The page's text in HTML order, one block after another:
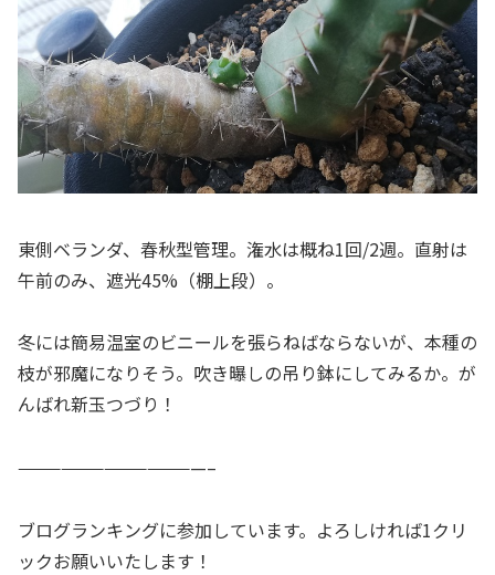
東側ベランダ、春秋型管理。潅水は概ね1回/2週。直射は
午前のみ、遮光45%（棚上段）。
冬には簡易温室のビニールを張らねばならないが、本種の
枝が邪魔になりそう。吹き曝しの吊り鉢にしてみるか。が
んばれ新玉つづり！
—————————————–
ブログランキングに参加しています。よろしければ1クリ
ックお願いいたします！